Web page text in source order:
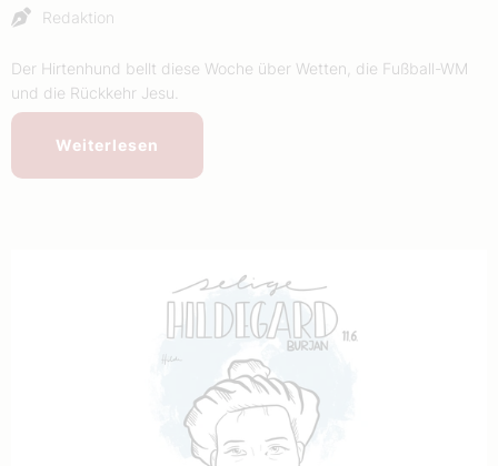
Redaktion
Der Hirtenhund bellt diese Woche über Wetten, die Fußball-WM
und die Rückkehr Jesu.
Weiterlesen